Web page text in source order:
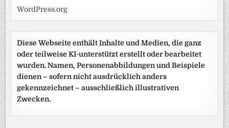
WordPress.org
Diese Webseite enthält Inhalte und Medien, die ganz
oder teilweise KI-unterstützt erstellt oder bearbeitet
wurden. Namen, Personenabbildungen und Beispiele
dienen – sofern nicht ausdrücklich anders
gekennzeichnet – ausschließlich illustrativen
Zwecken.